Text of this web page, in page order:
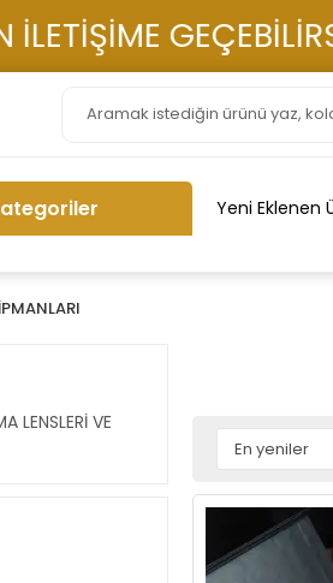
Yeni Eklenen
LENSLERİ VE